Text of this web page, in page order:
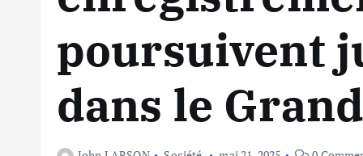
poursuivent
dans le